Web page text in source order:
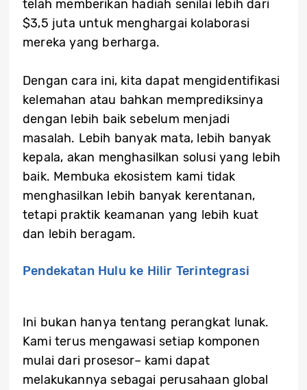
telah memberikan hadiah senilai lebih dari
$3,5 juta untuk menghargai kolaborasi
mereka yang berharga.
Dengan cara ini, kita dapat mengidentifikasi
kelemahan atau bahkan memprediksinya
dengan lebih baik sebelum menjadi
masalah. Lebih banyak mata, lebih banyak
kepala, akan menghasilkan solusi yang lebih
baik. Membuka ekosistem kami tidak
menghasilkan lebih banyak kerentanan,
tetapi praktik keamanan yang lebih kuat
dan lebih beragam.
Pendekatan Hulu ke Hilir Terintegrasi
Ini bukan hanya tentang perangkat lunak.
Kami terus mengawasi setiap komponen
mulai dari prosesor– kami dapat
melakukannya sebagai perusahaan global